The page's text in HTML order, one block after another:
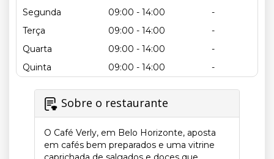
Segunda
09:00 - 14:00
-
Terça
09:00 - 14:00
-
Quarta
09:00 - 14:00
-
Quinta
09:00 - 14:00 -
Sobre o restaurante
O Café Verly, em Belo Horizonte, aposta
em cafés bem preparados e uma vitrine